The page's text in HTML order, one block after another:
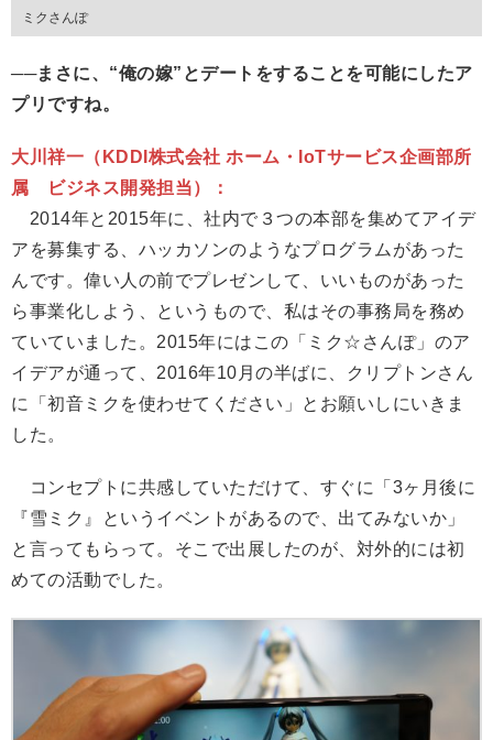
ミクさんぽ
──まさに、“俺の嫁”とデートをすることを可能にしたア
プリですね。
大川祥一（KDDI株式会社 ホーム・IoTサービス企画部所
属 ビジネス開発担当）：
2014年と2015年に、社内で３つの本部を集めてアイデ
アを募集する、ハッカソンのようなプログラムがあった
んです。偉い人の前でプレゼンして、いいものがあった
ら事業化しよう、というもので、私はその事務局を務め
ていていました。2015年にはこの「ミク☆さんぽ」のア
イデアが通って、2016年10月の半ばに、クリプトンさん
に「初音ミクを使わせてください」とお願いしにいきま
した。
コンセプトに共感していただけて、すぐに「3ヶ月後に
『雪ミク』というイベントがあるので、出てみないか」
と言ってもらって。そこで出展したのが、対外的には初
めての活動でした。